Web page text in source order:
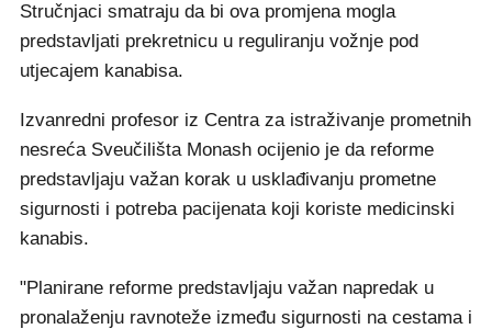
Stručnjaci smatraju da bi ova promjena mogla
predstavljati prekretnicu u reguliranju vožnje pod
utjecajem kanabisa.
Izvanredni profesor iz Centra za istraživanje prometnih
nesreća Sveučilišta Monash ocijenio je da reforme
predstavljaju važan korak u usklađivanju prometne
sigurnosti i potreba pacijenata koji koriste medicinski
kanabis.
"Planirane reforme predstavljaju važan napredak u
pronalaženju ravnoteže između sigurnosti na cestama i